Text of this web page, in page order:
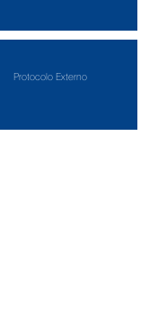
Protocolo Externo